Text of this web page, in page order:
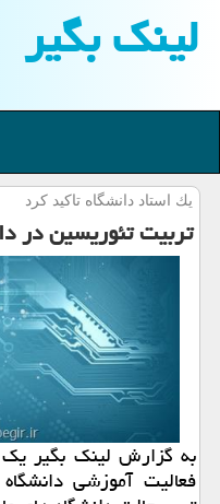
لینك بگیر
یك استاد دانشگاه تاكید كرد
تربیت تئوریسین در
به گزارش لینك بگیر یك
فعالیت آموزشی